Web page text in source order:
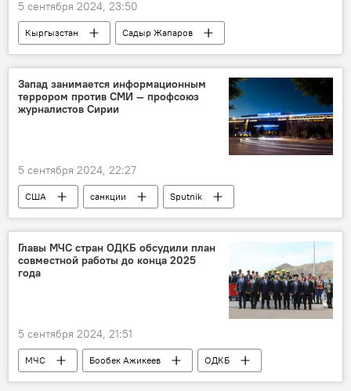
5 сентября 2024, 23:50
Кыргызстан
Садыр Жапаров
Аскар Акаев
экс-президент
статус
просьба
Запад занимается информационным
террором против СМИ — профсоюз
журналистов Сирии
5 сентября 2024, 22:27
США санкции
Sputnik
РИА Новости
МИА "Россия сегодня"
Russia Today
Сирия журналисты
Главы МЧС стран ОДКБ обсудили план
совместной работы до конца 2025
года
5 сентября 2024, 21:51
МЧС Бообек Ажикеев
ОДКБ
В мире
Казахстан Кыргызстан